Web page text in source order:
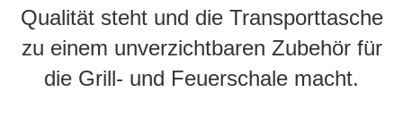
Qualität steht und die Transporttasche
zu einem unverzichtbaren Zubehör für
die Grill- und Feuerschale macht.